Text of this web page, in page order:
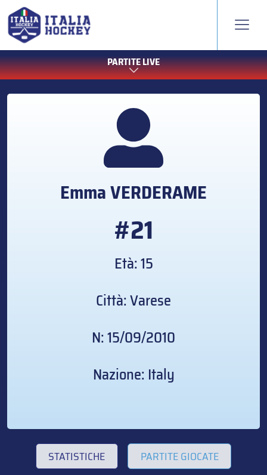
PARTITE LIVE
EmmaVERDERAME
#21
Età: 15
Città: Varese
N: 15/09/2010
Nazione: Italy
STATISTICHE PARTITE GIOCATE